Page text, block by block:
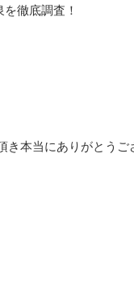
徹底調査！
本当にありがとうご